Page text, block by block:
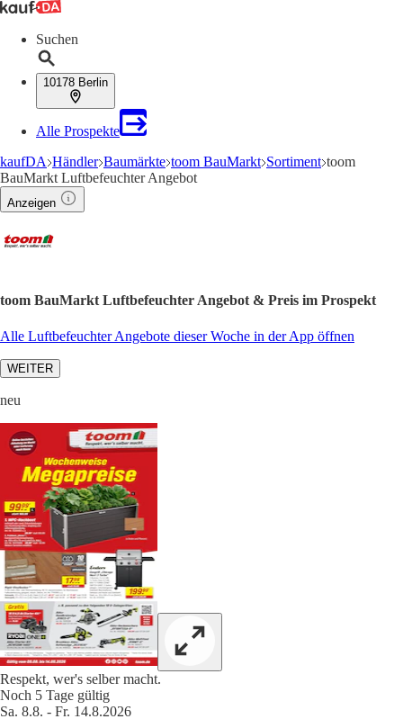
Suchen
10178 Berlin
Alle Prospekte
kaufDA Händler Baumärkte toom BauMarkt Sortiment toom
BauMarkt Luftbefeuchter Angebot
Anzeigen
toom BauMarkt Luftbefeuchter Angebot & Preis im Prospekt
Alle Luftbefeuchter Angebote dieser Woche in der App öffnen
WEITER
neu
Respekt, wer's selber macht.
Noch 5 Tage gültig
Sa. 8.8. - Fr. 14.8.2026